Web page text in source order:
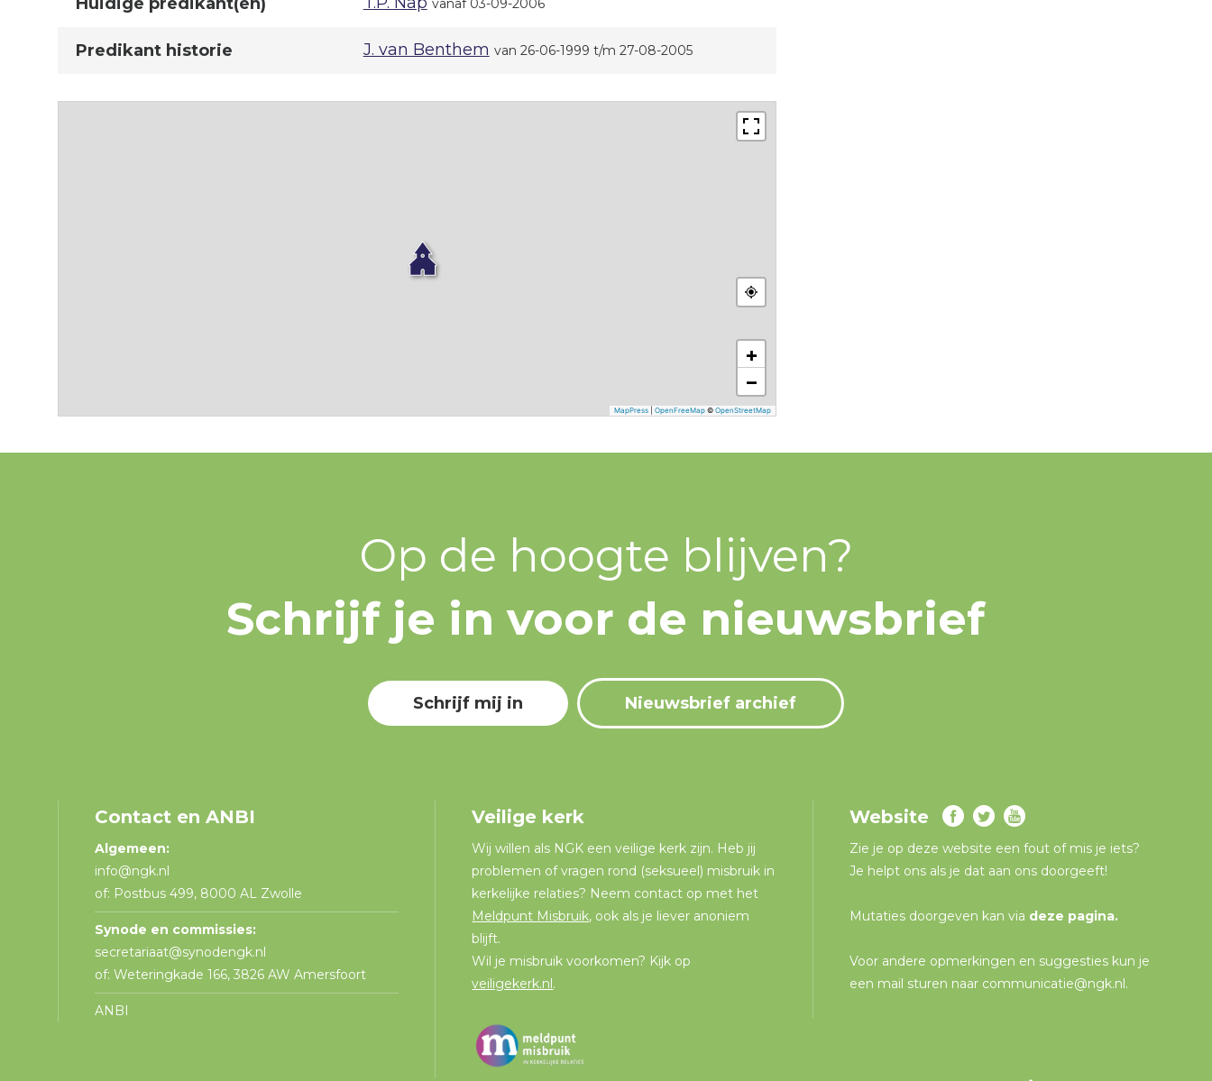
vanaf 03-09-2006
Predikant historie J. van Benthem van 26-06-1999 t/m 27-08-2005
+
−
MapPress OpenFreeMap ©OpenStreetMap
Op de hoogte blijven?
Schrijf je in voor de nieuwsbrief
Schrijf mij in Nieuwsbrief archief
Contact en ANBI
Algemeen:
info@ngk.nl
of: Postbus 499, 8000 AL Zwolle
Synode en commissies:
secretariaat@synodengk.nl
of: Weteringkade 166, 3826 AW Amersfoort
ANBI
Veilige kerk
Wij willen als NGK een veilige kerk zijn. Heb jij
problemen of vragen rond (seksueel) misbruik in
kerkelijke relaties? Neem contact op met het
Meldpunt Misbruik, ook als je liever anoniem
blijft.
Wil je misbruik voorkomen? Kijk op
veiligekerk.nl.
Website
Zie je op deze website een fout of mis je iets?
Je helpt ons als je dat aan ons doorgeeft!
Mutaties doorgeven kan via deze pagina.
Voor andere opmerkingen en suggesties kun je
een mail sturen naar communicatie@ngk.nl.